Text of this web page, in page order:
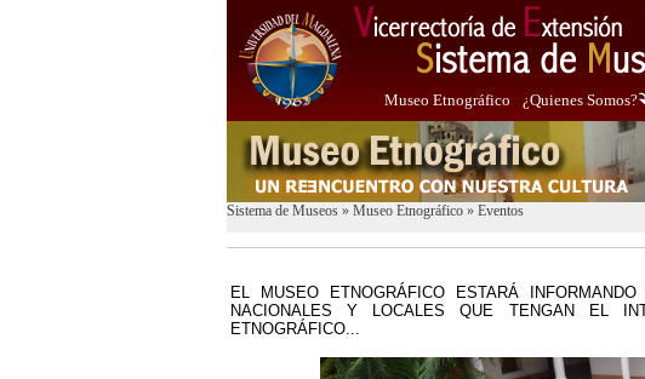
Museo Etnográfico ¿Quienes Somos?
Sistema de Museos » Museo Etnográfico » Eventos
EL MUSEO ETNOGRÁFICO ESTARÁ
NACIONALES Y LOCALES QUE TENGAN EL
ETNOGRÁFICO...